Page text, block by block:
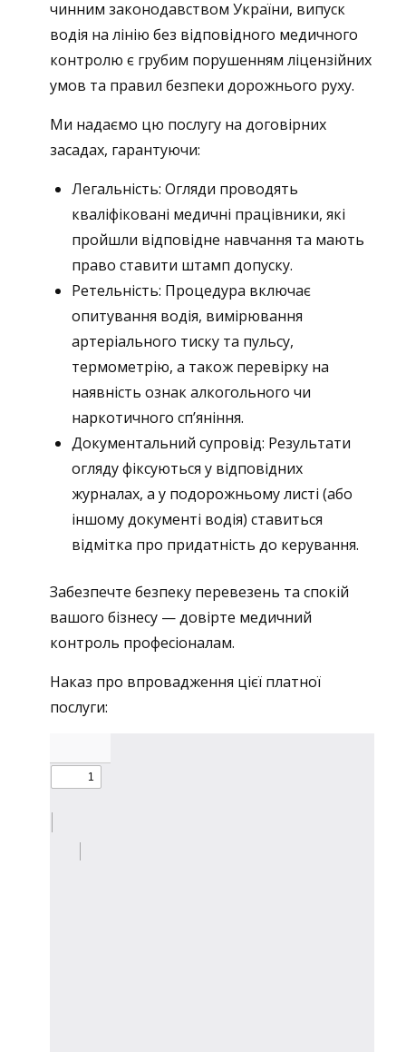
чинним законодавством України, випуск
водія на лінію без відповідного медичного
контролю є грубим порушенням ліцензійних
умов та правил безпеки дорожнього руху.
Ми надаємо цю послугу на договірних
засадах, гарантуючи:
Легальність: Огляди проводять
кваліфіковані медичні працівники, які
пройшли відповідне навчання та мають
право ставити штамп допуску.
Ретельність: Процедура включає
опитування водія, вимірювання
артеріального тиску та пульсу,
термометрію, а також перевірку на
наявність ознак алкогольного чи
наркотичного сп’яніння.
Документальний супровід: Результати
огляду фіксуються у відповідних
журналах, а у подорожньому листі (або
іншому документі водія) ставиться
відмітка про придатність до керування.
Забезпечте безпеку перевезень та спокій
вашого бізнесу — довірте медичний
контроль професіоналам.
Наказ про впровадження цієї платної
послуги: